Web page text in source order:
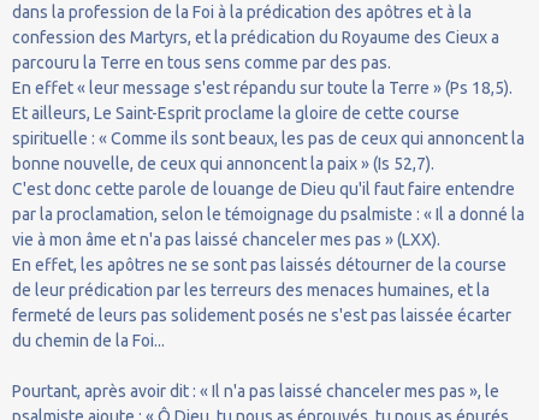
dans la profession de la Foi à la prédication des apôtres et à la
confession des Martyrs, et la prédication du Royaume des Cieux a
parcouru la Terre en tous sens comme par des pas.
En effet « leur message s'est répandu sur toute la Terre » (Ps 18,5).
Et ailleurs, Le Saint-Esprit proclame la gloire de cette course
spirituelle : « Comme ils sont beaux, les pas de ceux qui annoncent la
bonne nouvelle, de ceux qui annoncent la paix » (Is 52,7).
C'est donc cette parole de louange de Dieu qu'il faut faire entendre
par la proclamation, selon le témoignage du psalmiste : « Il a donné la
vie à mon âme et n'a pas laissé chanceler mes pas » (LXX).
En effet, les apôtres ne se sont pas laissés détourner de la course
de leur prédication par les terreurs des menaces humaines, et la
fermeté de leurs pas solidement posés ne s'est pas laissée écarter
du chemin de la Foi...
Pourtant, après avoir dit : « Il n'a pas laissé chanceler mes pas », le
psalmiste ajoute : « Ô Dieu, tu nous as éprouvés, tu nous as épurés